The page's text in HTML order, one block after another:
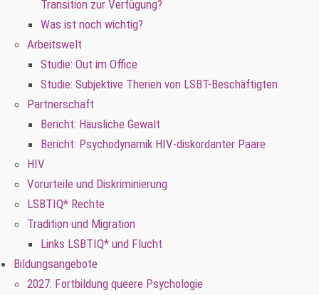
Transition zur Verfügung?
Was ist noch wichtig?
Arbeitswelt
Studie: Out im Office
Studie: Subjektive Therien von LSBT-Beschäftigten
Partnerschaft
Bericht: Häusliche Gewalt
Bericht: Psychodynamik HIV-diskordanter Paare
HIV
Vorurteile und Diskriminierung
LSBTIQ* Rechte
Tradition und Migration
Links LSBTIQ* und Flucht
Bildungsangebote
2027: Fortbildung queere Psychologie